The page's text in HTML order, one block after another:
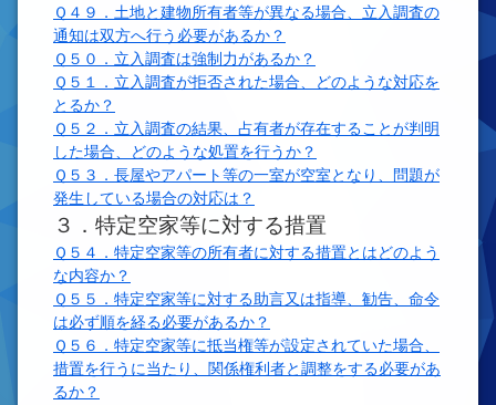
Ｑ４９．土地と建物所有者等が異なる場合、立入調査の
通知は双方へ行う必要があるか？
Ｑ５０．立入調査は強制力があるか？
Ｑ５１．立入調査が拒否された場合、どのような対応を
とるか？
Ｑ５２．立入調査の結果、占有者が存在することが判明
した場合、どのような処置を行うか？
Ｑ５３．長屋やアパート等の一室が空室となり、問題が
発生している場合の対応は？
３．特定空家等に対する措置
Ｑ５４．特定空家等の所有者に対する措置とはどのよう
な内容か？
Ｑ５５．特定空家等に対する助言又は指導、勧告、命令
は必ず順を経る必要があるか？
Ｑ５６．特定空家等に抵当権等が設定されていた場合、
措置を行うに当たり、関係権利者と調整をする必要があ
るか？